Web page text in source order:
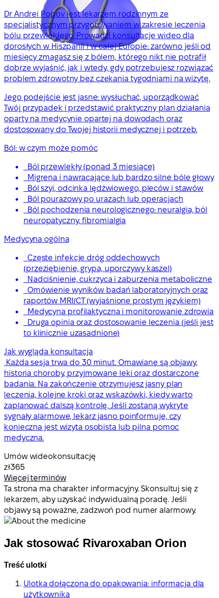
Dr Andrei Popov jest lekarzem rodzinnym ze
specjalistycznym przygotowaniem w zakresie leczenia
bólu przewlekłego. Prowadzi konsultacje wideo dla
dorosłych w Hiszpanii i w całej Europie: zarówno jeśli od
miesięcy zmagasz się z bólem, którego nikt nie potrafił
dobrze wyjaśnić, jak i wtedy, gdy potrzebujesz rozwiązać
problem zdrowotny bez czekania tygodniami na wizytę.
Jego podejście jest jasne: wysłuchać, uporządkować
Twój przypadek i przedstawić praktyczny plan działania
oparty na medycynie opartej na dowodach oraz
dostosowany do Twojej historii medycznej i potrzeb.
Ból: w czym może pomóc
Ból przewlekły (ponad 3 miesiące)
Migrena i nawracające lub bardzo silne bóle głowy
Ból szyi, odcinka lędźwiowego, pleców i stawów
Ból pourazowy po urazach lub operacjach
Ból pochodzenia neurologicznego: neuralgia, ból
neuropatyczny, fibromialgia
Medycyna ogólna
Częste infekcje dróg oddechowych
(przeziębienie, grypa, uporczywy kaszel)
Nadciśnienie, cukrzyca i zaburzenia metaboliczne
Omówienie wyników badań laboratoryjnych oraz
raportów MRI/CT (wyjaśnione prostym językiem)
Medycyna profilaktyczna i monitorowanie zdrowia
Druga opinia oraz dostosowanie leczenia (jeśli jest
to klinicznie uzasadnione)
Jak wygląda konsultacja
Każda sesja trwa do 30 minut. Omawiane są objawy,
historia choroby, przyjmowane leki oraz dostarczone
badania. Na zakończenie otrzymujesz jasny plan
leczenia, kolejne kroki oraz wskazówki, kiedy warto
zaplanować dalszą kontrolę. Jeśli zostaną wykryte
sygnały alarmowe, lekarz jasno poinformuje, czy
konieczna jest wizyta osobista lub pilna pomoc
medyczna.
Umów wideokonsultację
zł365
Więcej terminów
Ta strona ma charakter informacyjny. Skonsultuj się z
lekarzem, aby uzyskać indywidualną poradę. Jeśli
objawy są poważne, zadzwoń pod numer alarmowy.
Jak stosować Rivaroxaban Orion
Treść ulotki
Ulotka dołączona do opakowania: informacja dla
użytkownika